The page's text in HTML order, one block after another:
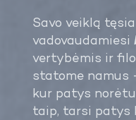
Savo veiklą
vadovaudamiesi
vertybėmis ir
statome namus
kur patys
taip, tarsi patys